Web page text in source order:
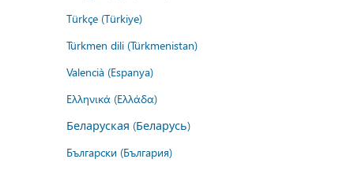
Türkçe (Türkiye)
Türkmen dili (Türkmenistan)
Valencià (Espanya)
Ελληνικά (Ελλάδα)
Беларуская (Беларусь)
Български (България)